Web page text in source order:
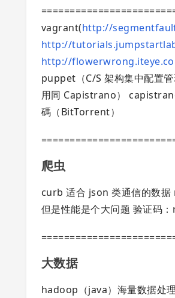
vagrant(http://
http://
http://
puppet（C/S 架构集中配置
用同 Capistrano）
碼（BitTorrent）
爬虫
curb 适合 json 类通信的数据
但是性能是个大问题 验证码
大数据
hadoop（java）海量数据处